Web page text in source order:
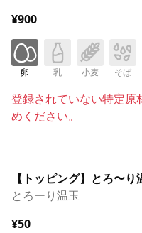
¥900
卵 乳 小麦 そば
登録されていない特定原
めください。
【トッピング】とろ〜り
とろーり温玉
¥50